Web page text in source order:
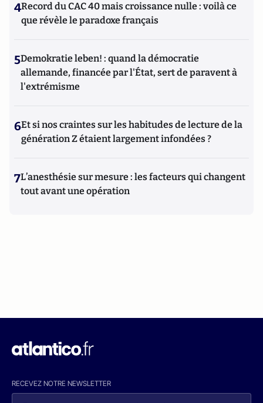
4Record du CAC 40 mais croissance nulle : voilà ce
que révèle le paradoxe français
5Demokratie leben! : quand la démocratie
allemande, financée par l'État, sert de paravent à
l'extrémisme
6Et si nos craintes sur les habitudes de lecture de la
génération Z étaient largement infondées ?
7L’anesthésie sur mesure : les facteurs qui changent
tout avant une opération
RECEVEZ NOTRE NEWSLETTER